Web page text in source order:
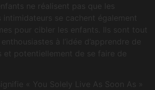
ne réalisent pas que les
intimidateurs se cachent également
pour cibler les enfants. Ils sont tout
à l’idée d’apprendre de
et potentiellement de se faire de
« You Solely Live As Soon As »